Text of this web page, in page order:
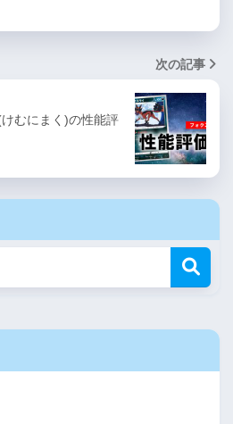
次の記事
けむにまく)の性能評